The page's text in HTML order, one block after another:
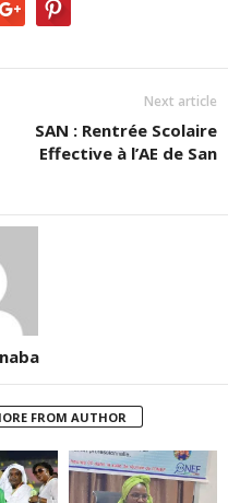
Next article
SAN : Rentrée Scolaire
Effective à l’AE de San
FROM AUTHOR